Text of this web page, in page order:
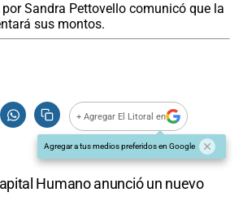
Sandra Pettovello comunicó que la
sus montos.
+ Agregar El Litoral en
Agregar a tus medios preferidos en Google
Humano anunció un nuevo